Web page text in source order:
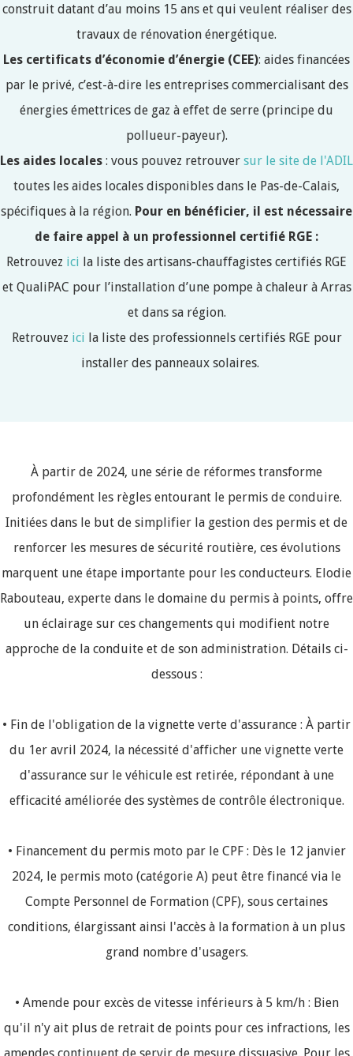
construit datant d’au moins 15 ans et qui veulent réaliser des
travaux de rénovation énergétique.
Les certificats d’économie d’énergie (CEE): aides financées
par le privé, c’est-à-dire les entreprises commercialisant des
énergies émettrices de gaz à effet de serre (principe du
pollueur-payeur).
Les aides locales : vous pouvez retrouver sur le site de l'ADIL
toutes les aides locales disponibles dans le Pas-de-Calais,
spécifiques à la région. Pour en bénéficier, il est nécessaire
de faire appel à un professionnel certifié RGE :
Retrouvez ici la liste des artisans-chauffagistes certifiés RGE
et QualiPAC pour l’installation d’une pompe à chaleur à Arras
et dans sa région.
Retrouvez ici la liste des professionnels certifiés RGE pour
installer des panneaux solaires.
À partir de 2024, une série de réformes transforme
profondément les règles entourant le permis de conduire.
Initiées dans le but de simplifier la gestion des permis et de
renforcer les mesures de sécurité routière, ces évolutions
marquent une étape importante pour les conducteurs. Elodie
Rabouteau, experte dans le domaine du permis à points, offre
un éclairage sur ces changements qui modifient notre
approche de la conduite et de son administration. Détails ci-
dessous :
• Fin de l'obligation de la vignette verte d'assurance : À partir
du 1er avril 2024, la nécessité d'afficher une vignette verte
d'assurance sur le véhicule est retirée, répondant à une
efficacité améliorée des systèmes de contrôle électronique.
• Financement du permis moto par le CPF : Dès le 12 janvier
2024, le permis moto (catégorie A) peut être financé via le
Compte Personnel de Formation (CPF), sous certaines
conditions, élargissant ainsi l'accès à la formation à un plus
grand nombre d'usagers.
• Amende pour excès de vitesse inférieurs à 5 km/h : Bien
qu'il n'y ait plus de retrait de points pour ces infractions, les
amendes continuent de servir de mesure dissuasive. Pour les